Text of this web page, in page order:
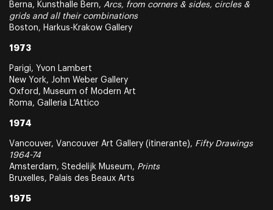
Berna, Kunsthalle Bern, Arcs, from corners & sides, circles &
grids and all their combinations
Boston, Harkus-Krakow Gallery
1973
Parigi, Yvon Lambert
New York, John Weber Gallery
Oxford, Museum of Modern Art
Roma, Galleria L’Attico
1974
Vancouver, Vancouver Art Gallery (itinerante), Fifty Drawings
1964-74
Amsterdam, Stedelijk Museum, Prints
Bruxelles, Palais des Beaux Arts
1975